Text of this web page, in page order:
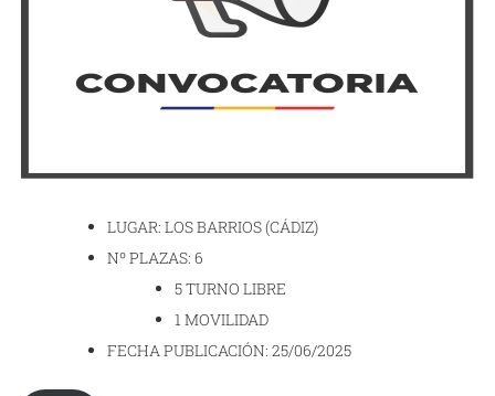
LUGAR: LOS BARRIOS (CÁDIZ)
Nº PLAZAS: 6
5 TURNO LIBRE
1 MOVILIDAD
FECHA PUBLICACIÓN: 25/06/2025